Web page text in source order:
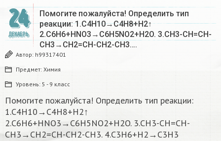
24
ДЕКАБРЬ
Помогите пожалуйста! Определить тип
реакции: 1.C4H10→C4H8+H2↑
2.C6H6+HNO3→C6H5NO2+H2O. 3.CH3-CH=CH-
CH3→CH2=CH-CH2-CH3….
Автор: h99317401
Предмет: Химия
Уровень: 5 - 9 класс
Помогите пожалуйста! Определить тип реакции:
1.C4H10→C4H8+H2↑
2.C6H6+HNO3→C6H5NO2+H2O. 3.CH3-CH=CH-
CH3→CH2=CH-CH2-CH3. 4.C3H6+H2→C3H3